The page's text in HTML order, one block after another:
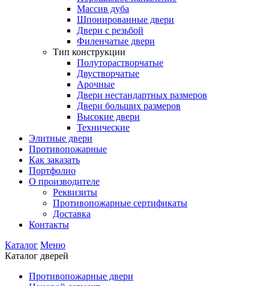
Массив дуба
Шпонированные двери
Двери с резьбой
Филенчатые двери
Тип конструкции
Полуторастворчатые
Двустворчатые
Арочные
Двери нестандартных размеров
Двери больших размеров
Высокие двери
Технические
Элитные двери
Противопожарные
Как заказать
Портфолио
О производителе
Реквизиты
Противопожарные сертификаты
Доставка
Контакты
Каталог Меню
Каталог дверей
Противопожарные двери